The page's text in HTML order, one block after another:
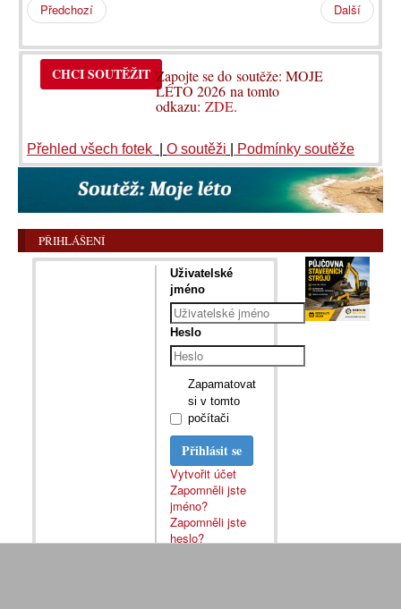
Předchozí Další
CHCI SOUTĚŽIT Zapojte se do soutěže: MOJE
LÉTO 2026 na tomto
odkazu:ZDE.
Přehled všech fotek O soutěži Podmínky soutěže
PŘIHLÁŠENÍ
Uživatelské
jméno
Heslo
Zapamatovat
si v tomto
počítači
Přihlásit se
Vytvořit účet
Zapomněli jste
jméno?
Zapomněli jste
heslo?